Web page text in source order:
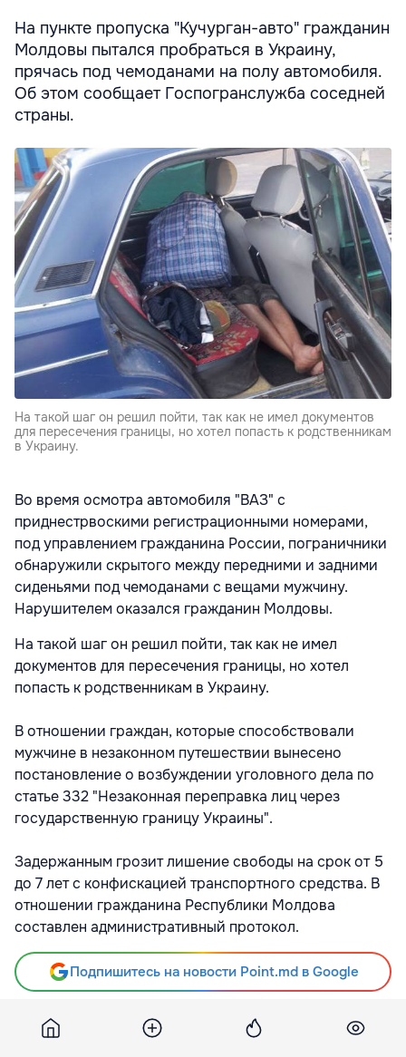
На пункте пропуска "Кучурган-авто" гражданин
Молдовы пытался пробраться в Украину,
прячась под чемоданами на полу автомобиля.
Об этом сообщает Госпогранслужба соседней
страны.
На такой шаг он решил пойти, так как не имел документов
для пересечения границы, но хотел попасть к родственникам
в Украину.
Во время осмотра автомобиля "ВАЗ" с
приднестрвоскими регистрационными номерами,
под управлением гражданина России, пограничники
обнаружили скрытого между передними и задними
сиденьями под чемоданами с вещами мужчину.
Нарушителем оказался гражданин Молдовы.
На такой шаг он решил пойти, так как не имел
документов для пересечения границы, но хотел
попасть к родственникам в Украину.
В отношении граждан, которые способствовали
мужчине в незаконном путешествии вынесено
постановление о возбуждении уголовного дела по
статье 332 "Незаконная переправка лиц через
государственную границу Украины".
Задержанным грозит лишение свободы на срок от 5
до 7 лет с конфискацией транспортного средства. В
отношении гражданина Республики Молдова
составлен административный протокол.
Подпишитесь на новости Point.md в Google
Источник Moldnews